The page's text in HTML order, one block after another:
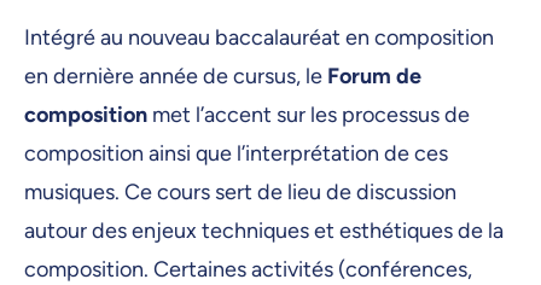
Intégré au nouveau baccalauréat en composition
en dernière année de cursus, le Forum de
composition met l’accent sur les processus de
composition ainsi que l’interprétation de ces
musiques. Ce cours sert de lieu de discussion
autour des enjeux techniques et esthétiques de la
composition. Certaines activités (conférences,